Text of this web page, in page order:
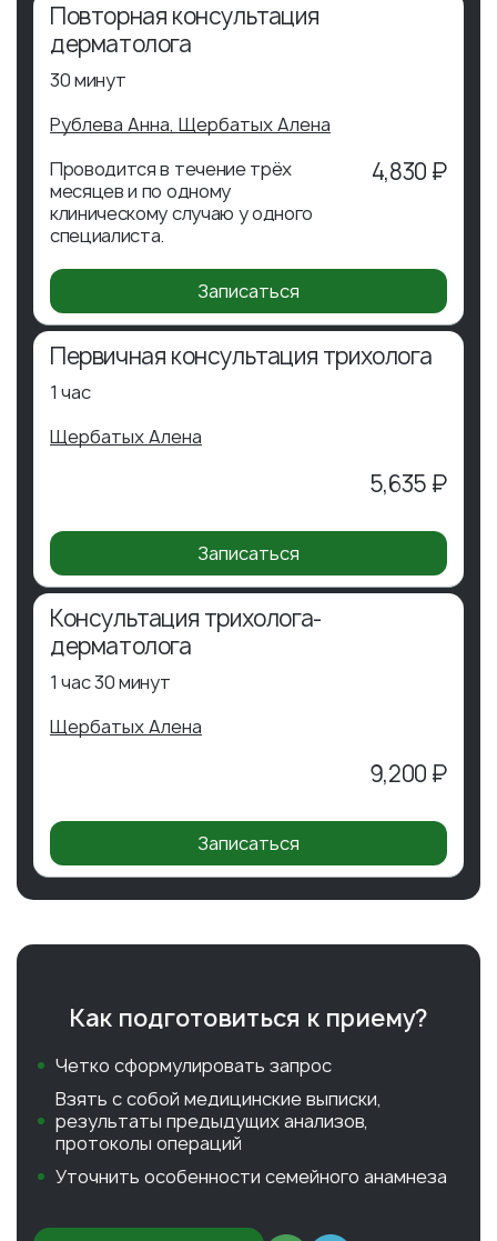
Повторная консультация
дерматолога
30 минут
4,830 ₽
Рублева Анна, Щербатых Алена
Проводится в течение трёх
месяцев и по одному
клиническому случаю у одного
специалиста.
Записаться
Первичная консультация трихолога
1 час
5,635 ₽
Щербатых Алена
Записаться
Консультация трихолога-
дерматолога
1 час 30 минут
9,200 ₽
Щербатых Алена
Записаться
Как подготовиться к приему?
Четко сформулировать запрос
Взять с собой медицинские выписки,
результаты предыдущих анализов,
протоколы операций
Уточнить особенности семейного анамнеза